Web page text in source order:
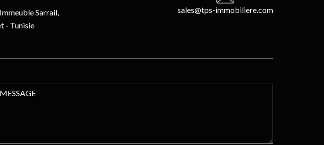
Sarrail,
- Tunisie
sales@tps-immobiliere.com